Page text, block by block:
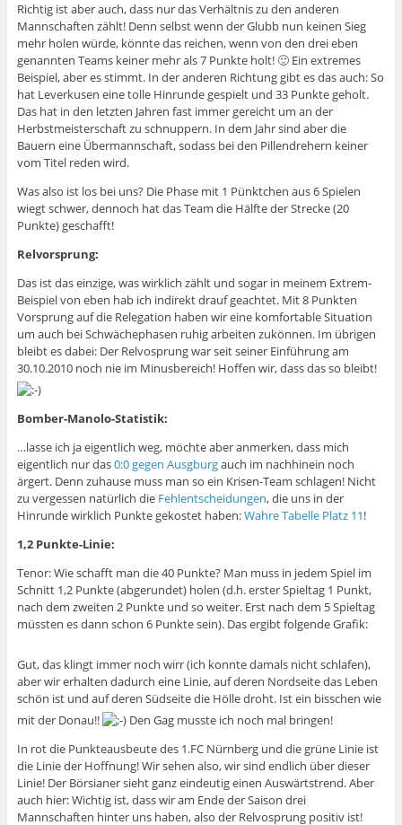
Richtig ist aber auch, dass nur das Verhältnis zu den anderen
Mannschaften zählt! Denn selbst wenn der Glubb nun keinen Sieg
mehr holen würde, könnte das reichen, wenn von den drei eben
genannten Teams keiner mehr als 7 Punkte holt! 🙂 Ein extremes
Beispiel, aber es stimmt. In der anderen Richtung gibt es das auch: So
hat Leverkusen eine tolle Hinrunde gespielt und 33 Punkte geholt.
Das hat in den letzten Jahren fast immer gereicht um an der
Herbstmeisterschaft zu schnuppern. In dem Jahr sind aber die
Bauern eine Übermannschaft, sodass bei den Pillendrehern keiner
vom Titel reden wird.
Was also ist los bei uns? Die Phase mit 1 Pünktchen aus 6 Spielen
wiegt schwer, dennoch hat das Team die Hälfte der Strecke (20
Punkte) geschafft!
Relvorsprung:
Das ist das einzige, was wirklich zählt und sogar in meinem Extrem-
Beispiel von eben hab ich indirekt drauf geachtet. Mit 8 Punkten
Vorsprung auf die Relegation haben wir eine komfortable Situation
um auch bei Schwächephasen ruhig arbeiten zukönnen. Im übrigen
bleibt es dabei: Der Relvosprung war seit seiner Einführung am
30.10.2010 noch nie im Minusbereich! Hoffen wir, dass das so bleibt!
Bomber-Manolo-Statistik:
…lasse ich ja eigentlich weg, möchte aber anmerken, dass mich
eigentlich nur das0:0 gegen Ausgburgauch im nachhinein noch
ärgert. Denn zuhause muss man so ein Krisen-Team schlagen! Nicht
zu vergessen natürlich die Fehlentscheidungen, die uns in der
Hinrunde wirklich Punkte gekostet haben:Wahre Tabelle Platz 11!
1,2 Punkte-Linie:
Tenor: Wie schafft man die 40 Punkte? Man muss in jedem Spiel im
Schnitt 1,2 Punkte (abgerundet) holen (d.h. erster Spieltag 1 Punkt,
nach dem zweiten 2 Punkte und so weiter. Erst nach dem 5 Spieltag
müssten es dann schon 6 Punkte sein). Das ergibt folgende Grafik:
Gut, das klingt immer noch wirr (ich konnte damals nicht schlafen),
aber wir erhalten dadurch eine Linie, auf deren Nordseite das Leben
schön ist und auf deren Südseite die Hölle droht. Ist ein bisschen wie
mit der Donau!!
Den Gag musste ich noch mal bringen!
In rot die Punkteausbeute des 1.FC Nürnberg und die grüne Linie ist
die Linie der Hoffnung! Wir sehen also, wir sind endlich über dieser
Linie! Der Börsianer sieht ganz eindeutig einen Auswärtstrend. Aber
auch hier: Wichtig ist, dass wir am Ende der Saison drei
Mannschaften hinter uns haben, also der Relvosprung positiv ist!